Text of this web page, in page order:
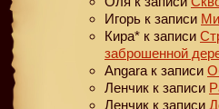
Игорь к записи
Кира* к записи
заброшенной
Angara к записи
Ленчик к записи
Ленчик к записи